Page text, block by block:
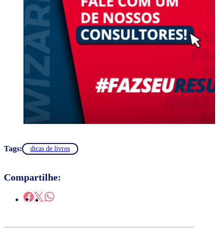
Tags: dicas de livros
Compartilhe: